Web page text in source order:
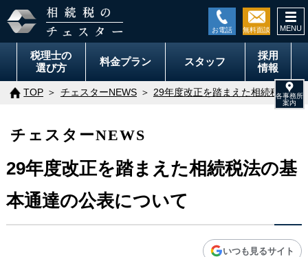
税理士の
選び方
料金プラン スタッフ
採用
情報
TOP チェスターNEWS 29年度改正を踏まえた相続税法の
チェスターNEWS
29年度改正を踏まえた相続税法の基
本通達の公表について
いつも見るサイト